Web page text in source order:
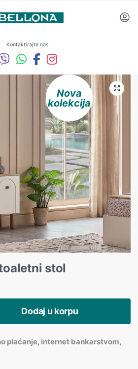
Kontaktirajte nas
Nova
kolekcija
stol
Dodaj u korpu
plaćanje, internet bankarstvom,